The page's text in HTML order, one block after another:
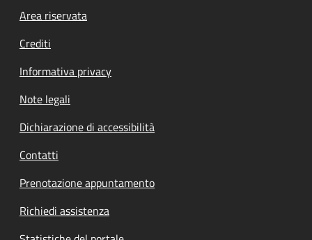
Footer menu
Area riservata
Crediti
Informativa privacy
Note legali
Dichiarazione di accessibilità
Contatti
Prenotazione appuntamento
Richiedi assistenza